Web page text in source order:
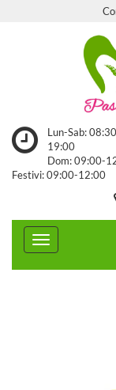
Lun-Sab:
19:00
Dom: 09:00-
Festivi: 09:00-12:00